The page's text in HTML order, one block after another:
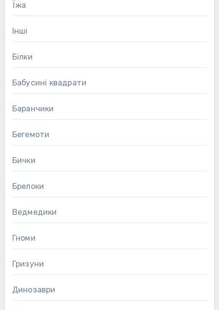
Їжа
Інші
Білки
Бабусині квадрати
Баранчики
Бегемоти
Бички
Брелоки
Ведмедики
Гноми
Гризуни
Динозаври